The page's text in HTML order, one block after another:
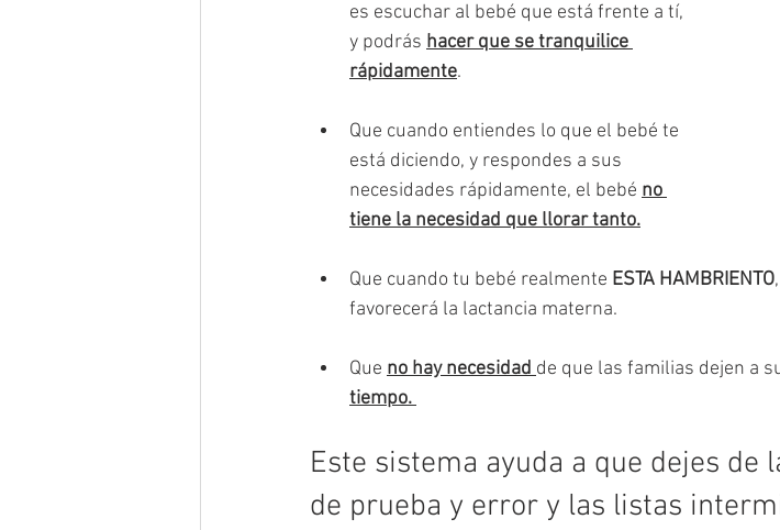
es escuchar al bebé que está frente a tí,
y podrás hacer que se tranquilice
rápidamente.
Que cuando entiendes lo que el bebé te
está diciendo, y respondes a sus
necesidades rápidamente, el bebé no
tiene la necesidad que llorar tanto.
Que cuando tu bebé realmente ESTA HAMBRIENTO
favorecerá la lactancia materna.
Que no hay necesidad de que las familias dejen a
tiempo.
Este sistema ayuda a que dejes de
de prueba y error y las listas